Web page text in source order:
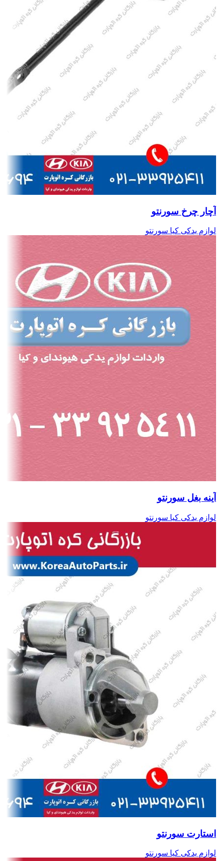
آچار چرخ سورنتو
لوازم یدکی کیا سورنتو
آینه بغل سورنتو
لوازم یدکی کیا سورنتو
استارت سورنتو
لوازم یدکی کیا سورنتو